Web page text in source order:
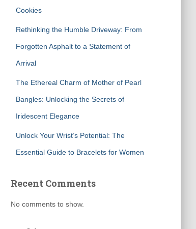
Cookies
Rethinking the Humble Driveway: From
Forgotten Asphalt to a Statement of
Arrival
The Ethereal Charm of Mother of Pearl
Bangles: Unlocking the Secrets of
Iridescent Elegance
Unlock Your Wrist’s Potential: The
Essential Guide to Bracelets for Women
Recent Comments
No comments to show.